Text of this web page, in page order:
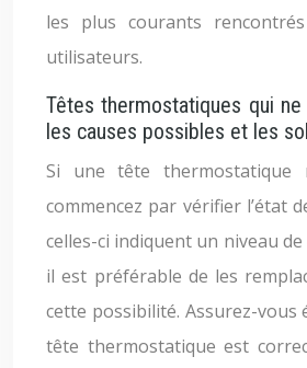
les plus courants
utilisateurs.
Têtes thermostatiques qui
les causes possibles et les
Si une tête thermostatique
commencez par vérifier l’état
celles-ci indiquent un niveau
il est préférable de les
cette possibilité. Assurez-vous
tête thermostatique est